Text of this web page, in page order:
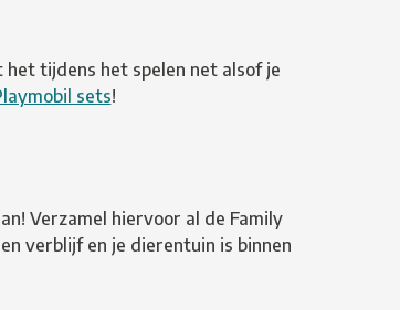
tijdens het spelen net alsof je
sets!
Verzamel hiervoor al de Family
verblijf en je dierentuin is binnen